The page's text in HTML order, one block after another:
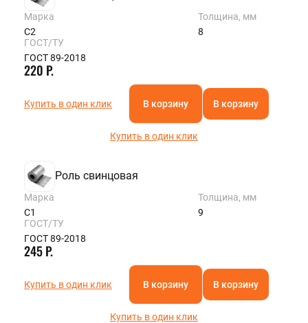
Марка
С2
Толщина, мм
8
ГОСТ/ТУ
ГОСТ 89-2018
220 Р.
Купить в один клик В корзину В корзину
Купить в один клик
Роль свинцовая
Марка
С1
Толщина, мм
9
ГОСТ/ТУ
ГОСТ 89-2018
245 Р.
Купить в один клик В корзину В корзину
Купить в один клик